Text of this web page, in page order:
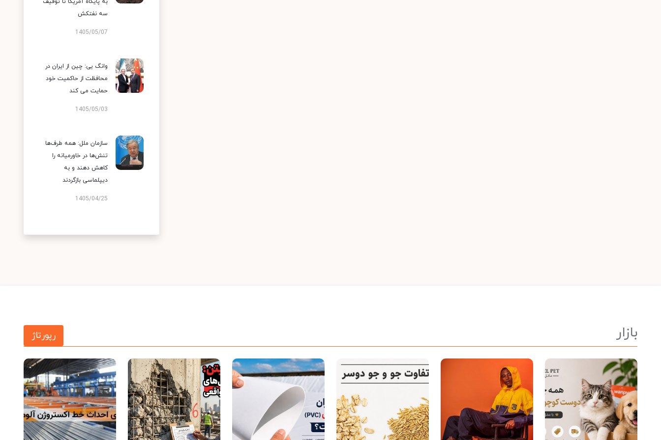
سه نفتکش
1405/05/07
وانگ یی: چین از ایران در
محافظت از حاکمیت خود
حمایت می کند
1405/05/03
سازمان ملل: همه طرف‌ها
تنش‌ها در خاورمیانه را
کاهش دهند و به
دیپلماسی بازگردند
1405/04/25
بازار رپورتاژ